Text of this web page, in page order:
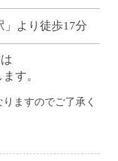
」より徒歩17分
す。
ますのでご了承く